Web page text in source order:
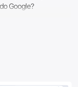
Google?
indicizzandoli nos